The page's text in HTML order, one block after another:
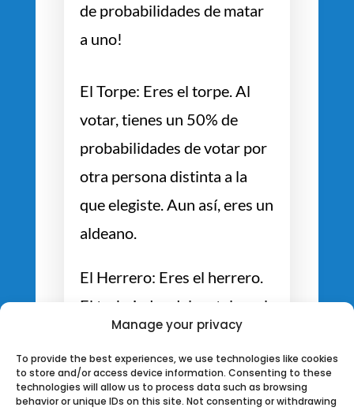
Manage your privacy
To provide the best experiences, we use technologies like cookies
to store and/or access device information. Consenting to these
technologies will allow us to process data such as browsing
behavior or unique IDs on this site. Not consenting or withdrawing
de probabilidades de matar
a uno!
El Torpe: Eres el torpe. Al
votar, tienes un 50% de
probabilidades de votar por
otra persona distinta a la
que elegiste. Aun así, eres un
aldeano.
El Herrero: Eres el herrero.
El trabajador del metal en el
pueblo. Tienes una pequeña
cantidad de polvo de plata,
suficiente para prevenir el